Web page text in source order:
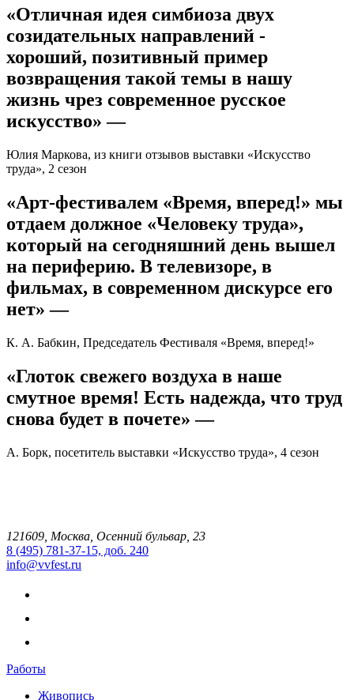
«Отличная идея симбиоза двух
созидательных направлений -
хороший, позитивный пример
возвращения такой темы в нашу
жизнь чрез современное русское
искусство» —
Юлия Маркова, из книги отзывов выставки «Искусство
труда», 2 сезон
«Арт-фестивалем «Время, вперед!» мы
отдаем должное «Человеку труда»,
который на сегодняшний день вышел
на периферию. В телевизоре, в
фильмах, в современном дискурсе его
нет» —
К. А. Бабкин, Председатель Фестиваля «Время, вперед!»
«Глоток свежего воздуха в наше
смутное время! Есть надежда, что труд
снова будет в почете» —
A. Борк, посетитель выставки «Искусство труда», 4 сезон
121609, Москва, Осенний бульвар, 23
8 (495) 781-37-15, доб. 240
info@vvfest.ru
Работы
Живопись